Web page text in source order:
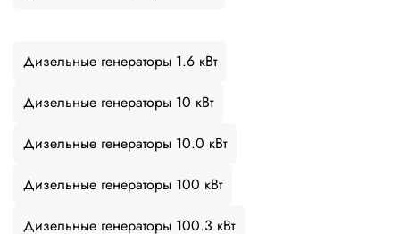
Дизельные генераторы 1.6 кВт
Дизельные генераторы 10 кВт
Дизельные генераторы 10.0 кВт
Дизельные генераторы 100 кВт
Дизельные генераторы 100.3 кВт